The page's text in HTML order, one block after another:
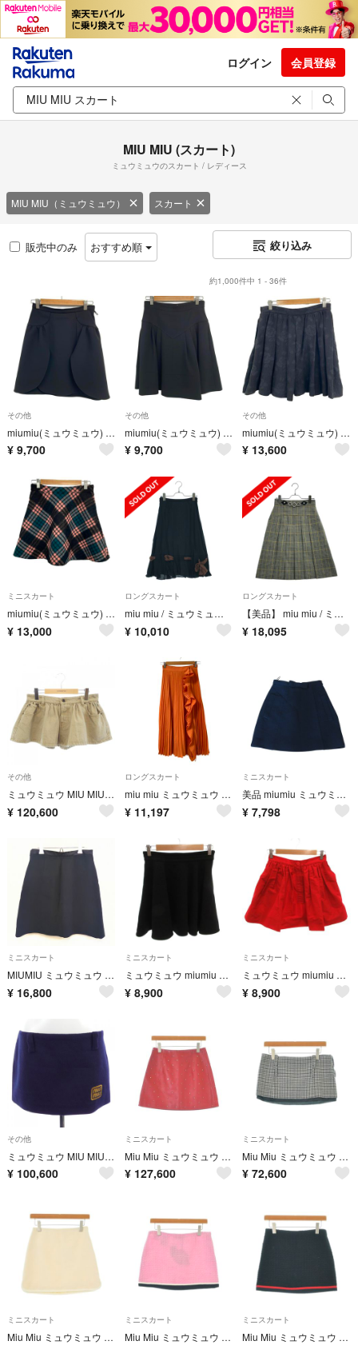
ログイン 会員登録
MIU MIU (スカート)
ミュウミュウのスカート / レディース
MIU MIU（ミュウミュウ） スカート
販売中のみ おすすめ順 絞り込み
約1,000件中 1 - 36件
その他
miumiu(ミュウミュウ) スカート サイズ40 M レディース美品 - 黒 ひざ丈
¥ 9,700
その他
miumiu(ミュウミュウ) スカート サイズ42 M レディース美品 - 黒 ひざ丈
¥ 9,700
その他
miumiu(ミュウミュウ) スカート サイズ44 L レディース - 黒 ひざ丈/フラワー(花)
¥ 13,600
ミニスカート
miumiu(ミュウミュウ) ミニスカート サイズ40 M レディース美品 - 黒×ライトピンク×マルチ チェック柄
¥ 13,000
ロングスカート
miu miu / ミュウミュウ | 2019 | フレア ロングスカート | 36 | ブラック/ブラウン | レディース
¥ 10,010
ロングスカート
【美品】 miu miu / ミュウミュウ | ウール チェック チェーン プリーツスカート | 38 | ブラウン/ベージュ/イエロー | レディース
¥ 18,095
その他
ミュウミュウ MIU MIU デニムミニ GWD317 SOOO 140H スカート
¥ 120,600
ロングスカート
miu miu ミュウミュウ フリル プリーツ ロングスカート サイズ36 オレンジ レディース 古着 中古 USED
¥ 11,197
ミニスカート
美品 miumiu ミュウミュウ リボン付き ウール ミニスカート 38 ブラック レディース 古着 中古 USED
¥ 7,798
ミニスカート
MIUMIU ミュウミュウ シルク混 ミニスカート サテン切替 ブラック 36 S
¥ 16,800
ミニスカート
ミュウミュウ miumiu ミニスカート ウール ギャザー 38 黒
¥ 8,900
ミニスカート
ミュウミュウ miumiu ミニスカート ギャザー 36 赤
¥ 8,900
その他
ミュウミュウ MIU MIU MIUMIUロゴ MG2149 SOOO 125Q スカート
¥ 100,600
ミニスカート
Miu Miu ミュウミュウ ミニスカート M 赤 【古着】【中古】【送料無料】
¥ 127,600
ミニスカート
Miu Miu ミュウミュウ ミニスカート S グレー 【古着】【中古】【送料無料】
¥ 72,600
ミニスカート
Miu Miu ミュウミュウ ミニスカート S 白 【古着】【中古】【送料無料】
ミニスカート
Miu Miu ミュウミュウ ミニスカート M ピンク 【古着】【中古】【送料無料】
ミニスカート
Miu Miu ミュウミュウ ミニスカート XS 黒 【古着】【中古】【送料無料】